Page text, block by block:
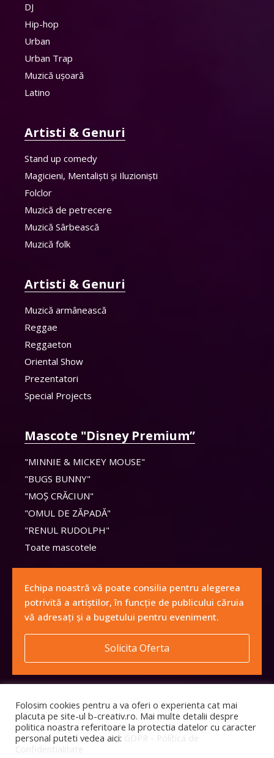
DJ
Hip-hop
Urban
Urban Trap
Muzică ușoară
Latino
Artisti & Genuri
Stand up comedy
Magicieni, Mentaliști și Iluzioniști
Folclor
Muzică de petrecere
Muzică Sârbească
Muzică folk
Artisti & Genuri
Muzică armânească
Reggae
Reggaeton
Oriental Show
Prezentatori
Special Projects
Mascote "Disney Premium”
"MINNIE & MICKEY MOUSE"
"BUGS BUNNY"
"MOȘ CRĂCIUN"
"OMUL DE ZĂPADĂ"
"RENUL RUDOLPH"
Toate mascotele
Echipa noastră vă poate consilia pentru alegerea
potrivită a artiștilor, în funcție de publicului căruia
vă adresați și a bugetului pentru eveniment.
Solicita Oferta
Folosim cookies pentru a va oferi o experienta cat mai
placuta pe site-ul b-creativ.ro. Mai multe detalii despre
politica noastra referitoare la protectia datelor cu caracter
personal puteti vedea aici: